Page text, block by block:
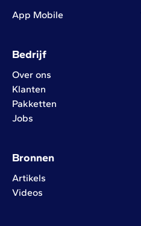
App Mobile
Bedrijf
Over ons
Klanten
Pakketten
Jobs
Bronnen
Artikels
Videos